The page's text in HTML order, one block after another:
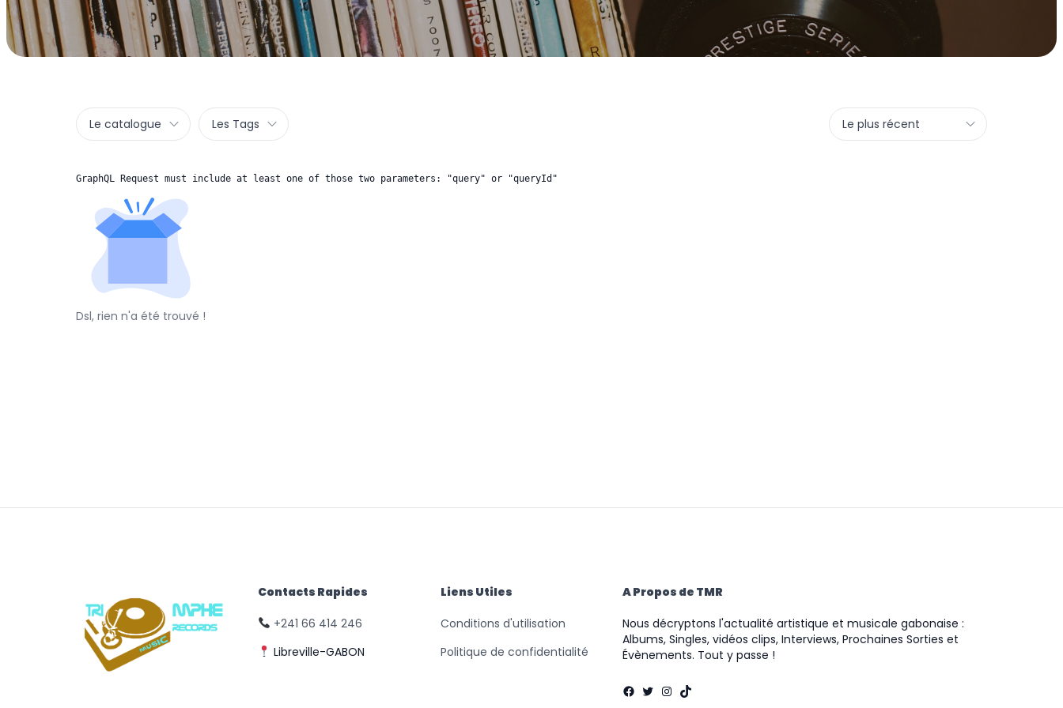
Le catalogue Les Tags Le plus récent
GraphQL Request must include at least one of those two parameters: "query" or "queryId"
Dsl, rien n'a été trouvé !
Contacts Rapides
+241 66 414 246
Libreville-GABON
Liens Utiles
Conditions d'utilisation
Politique de confidentialité
A Propos de TMR
Nous décryptons l'actualité artistique et musicale gabonaise :
Albums, Singles, vidéos clips, Interviews, Prochaines Sorties et
Évènements. Tout y passe !
Facebook
Twitter
Instagram
TikTok